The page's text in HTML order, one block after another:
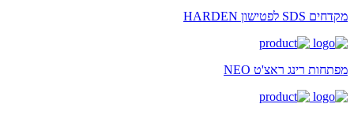
מקדחים SDS לפטישון HARDEN
מפתחות רינג ראצ'ט NEO